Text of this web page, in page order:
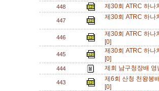
448 제30회 ATRC 하
447 제30회 ATRC 하나
446
제30회 ATRC 하나
[0]
445
제30회 ATRC 하나
[0]
444 제회 남구청장배
443
제6회 산청 천왕봉
[0]